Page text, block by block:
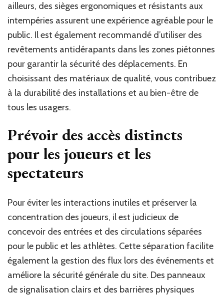
ailleurs, des sièges ergonomiques et résistants aux
intempéries assurent une expérience agréable pour le
public. Il est également recommandé d’utiliser des
revêtements antidérapants dans les zones piétonnes
pour garantir la sécurité des déplacements. En
choisissant des matériaux de qualité, vous contribuez
à la durabilité des installations et au bien-être de
tous les usagers.
Prévoir des accès distincts
pour les joueurs et les
spectateurs
Pour éviter les interactions inutiles et préserver la
concentration des joueurs, il est judicieux de
concevoir des entrées et des circulations séparées
pour le public et les athlètes. Cette séparation facilite
également la gestion des flux lors des événements et
améliore la sécurité générale du site. Des panneaux
de signalisation clairs et des barrières physiques